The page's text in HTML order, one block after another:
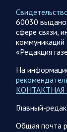
война с Ираном
не сможет
07.08.2026
В ночь на 7
объектам в 6
Олег Царев
147 БПЛА,
якобы «сбиты/
60030
сфере связи,
«Редакция
На
Главный-
Общая почта